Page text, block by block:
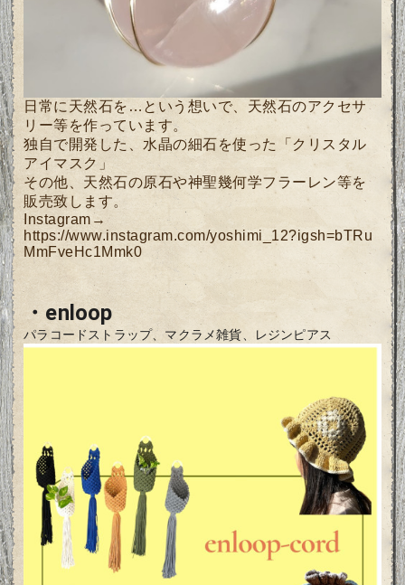
日常に天然石を…という想いで、天然石のアクセサ
リー等を作っています。
独自で開発した、水晶の細石を使った「クリスタル
アイマスク」
その他、天然石の原石や神聖幾何学フラーレン等を
販売致します。
Instagram→
https://www.instagram.com/yoshimi_12?igsh=bTRu
MmFveHc1Mmk0
・enloop
パラコードストラップ、マクラメ雑貨、レジンピアス